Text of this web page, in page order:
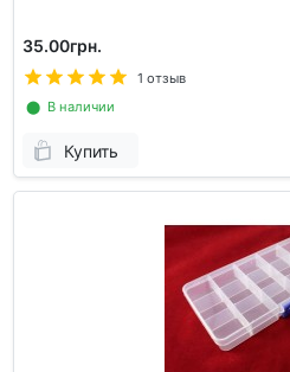
35.00грн.
1 отзыв
⬤ В наличии
Купить